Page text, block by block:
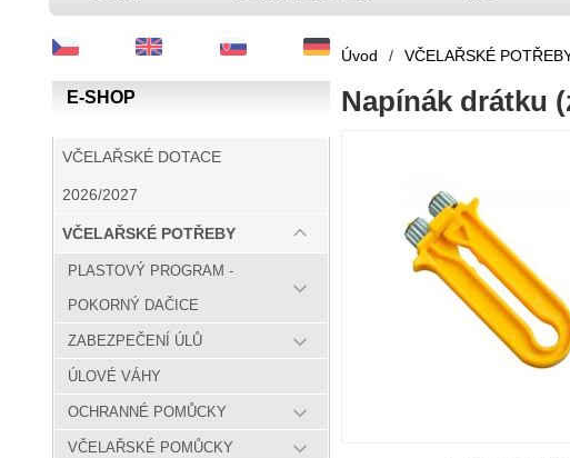
E-SHOP
VČELAŘSKÉ DOTACE
2026/2027
VČELAŘSKÉ POTŘEBY
PLASTOVÝ PROGRAM -
POKORNÝ DAČICE
ZABEZPEČENÍ ÚLŮ
ÚLOVÉ VÁHY
OCHRANNÉ POMŮCKY
VČELAŘSKÉ POMŮCKY
Úvod / VČELAŘSKÉ
Napínák drátku